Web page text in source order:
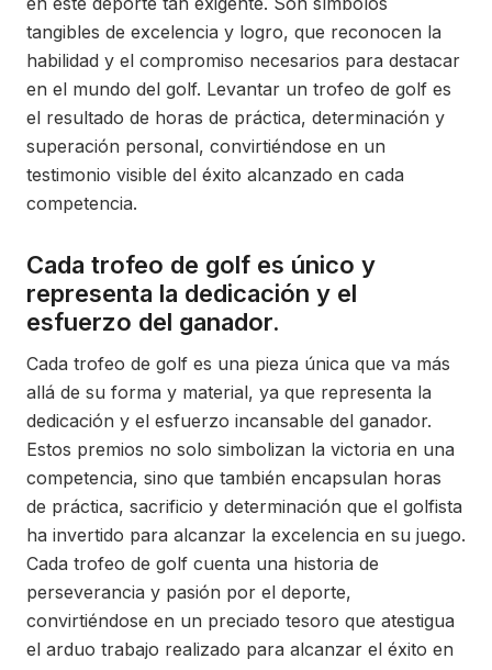
tangibles de excelencia y logro, que reconocen la
habilidad y el compromiso necesarios para destacar
en el mundo del golf. Levantar un trofeo de golf es
el resultado de horas de práctica, determinación y
superación personal, convirtiéndose en un
testimonio visible del éxito alcanzado en cada
competencia.
Cada trofeo de golf es único y
representa la dedicación y el
esfuerzo del ganador.
Cada trofeo de golf es una pieza única que va más
allá de su forma y material, ya que representa la
dedicación y el esfuerzo incansable del ganador.
Estos premios no solo simbolizan la victoria en una
competencia, sino que también encapsulan horas
de práctica, sacrificio y determinación que el golfista
ha invertido para alcanzar la excelencia en su juego.
Cada trofeo de golf cuenta una historia de
perseverancia y pasión por el deporte,
convirtiéndose en un preciado tesoro que atestigua
el arduo trabajo realizado para alcanzar el éxito en